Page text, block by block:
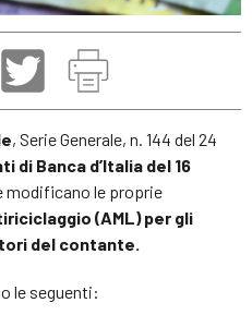
, Serie Generale, n. 144 del 24
di Banca d’Italia del 16
modificano le proprie
(AML) per gli
del contante.
le seguenti: